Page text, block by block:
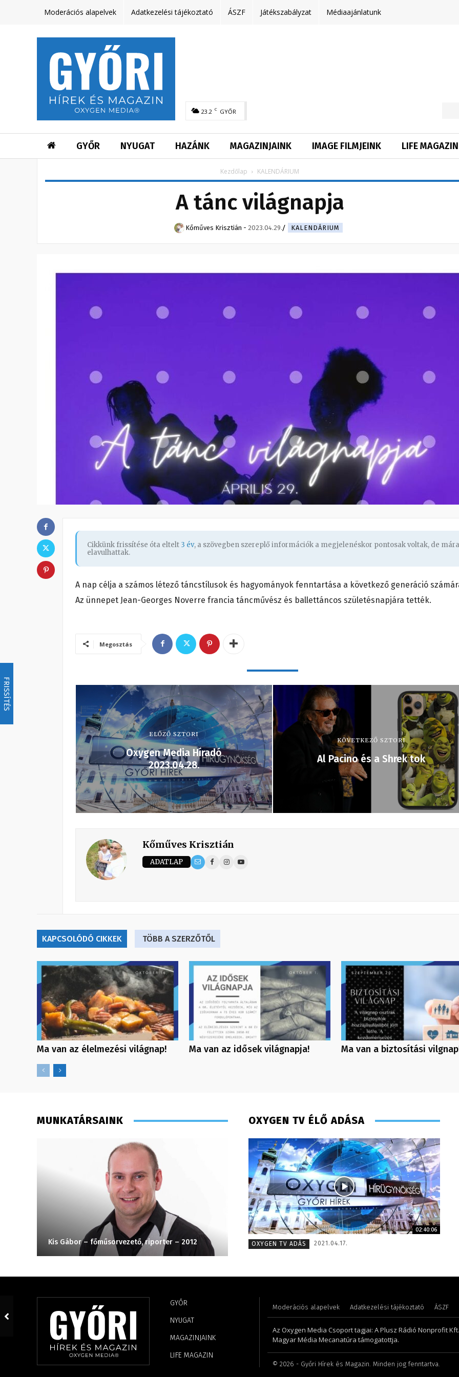
FRISSÍTÉS
Moderációs alapelvek Adatkezelési tájékoztató ÁSZF Játékszabályzat Médiaajánlatunk
23.2 C GYŐR
GYŐR NYUGAT HAZÁNK MAGAZINJAINK IMAGE FILMJEINK LIFE MAGAZIN
Kezdőlap KALENDÁRIUM
A tánc világnapja
Kőműves Krisztián - 2023.04.29. KALENDÁRIUM
Cikkünk frissítése óta eltelt 3 év, a szövegben szereplő információk a megjelenéskor pontosak voltak, de mára
elavulhattak.
A nap célja a számos létező táncstílusok és hagyományok fenntartása a következő generáció
Az ünnepet Jean-Georges Noverre francia táncművész és ballettáncos születésnapjára tették.
Megosztás
ELŐZŐ SZTORI
Oxygen Media Híradó
2023.04.28.
KÖVETKEZŐ SZTORI
Al Pacino és a Shrek tok
Kőműves Krisztián
ADATLAP
KAPCSOLÓDÓ CIKKEK TÖBB A SZERZŐTŐL
Ma van az élelmezési világnap! Ma van az idősek világnapja! Ma van a biztosítási
MUNKATÁRSAINK
Kis Gábor – főműsorvezető, riporter – 2012 Monoczki Mária – értékesítési vezető – 2014 Farkas
OXYGEN TV ÉLŐ ADÁSA
02:40:06
OXYGEN TV ADÁS
2021.04.17.
GYŐR
NYUGAT
MAGAZINJAINK
LIFE MAGAZIN
Moderációs alapelvek Adatkezelési tájékoztató ÁSZF
Az Oxygen Media Csoport tagjai: A Plusz Rádió Nonprofit
Magyar Média Mecanatúra támogatottja.
© 2026 - Győri Hírek és Magazin. Minden jog fenntartva.